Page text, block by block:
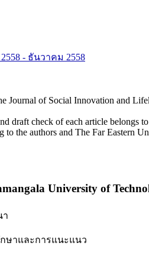
- ธันวาคม 2558
Journal of Social Innovation and
draft check of each article belongs
the authors and The Far Eastern
University of
า
ษาและการแนะแนว